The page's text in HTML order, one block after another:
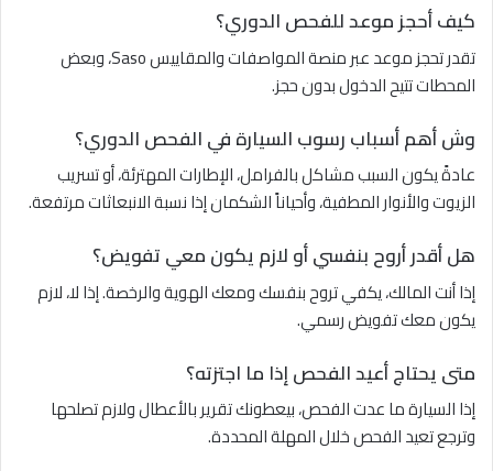
كيف أحجز موعد للفحص الدوري؟
تقدر تحجز موعد عبر منصة المواصفات والمقاييس Saso، وبعض
المحطات تتيح الدخول بدون حجز.
وش أهم أسباب رسوب السيارة في الفحص الدوري؟
عادةً يكون السبب مشاكل بالفرامل، الإطارات المهترئة، أو تسريب
الزيوت والأنوار المطفية، وأحياناً الشكمان إذا نسبة الانبعاثات مرتفعة.
هل أقدر أروح بنفسي أو لازم يكون معي تفويض؟
إذا أنت المالك، يكفي تروح بنفسك ومعك الهوية والرخصة. إذا لا، لازم
يكون معك تفويض رسمي.
متى يحتاج أعيد الفحص إذا ما اجتزته؟
إذا السيارة ما عدت الفحص، بيعطونك تقرير بالأعطال ولازم تصلحها
وترجع تعيد الفحص خلال المهلة المحددة.